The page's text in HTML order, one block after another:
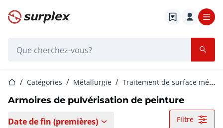
Page d'accueil
Page d'accueil
Catégories Métallurgie Traitement de surface métal
Armoires de pulvérisation de peinture
Date de fin (premières) Filtre